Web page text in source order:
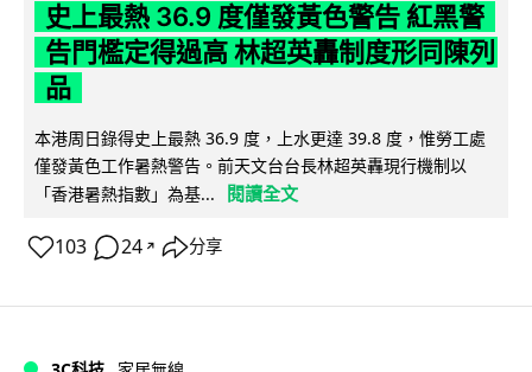
史上最熱 36.9 度僅發黃色警告 紅黑警
告門檻定得過高 林超英轟制度形同陳列
品
本港周日錄得史上最熱 36.9 度，上水更達 39.8 度，惟勞工處
僅發黃色工作暑熱警告。前天文台台長林超英轟現行機制以
「香港暑熱指數」為基...
閱讀全文
103 24 ↗ 分享